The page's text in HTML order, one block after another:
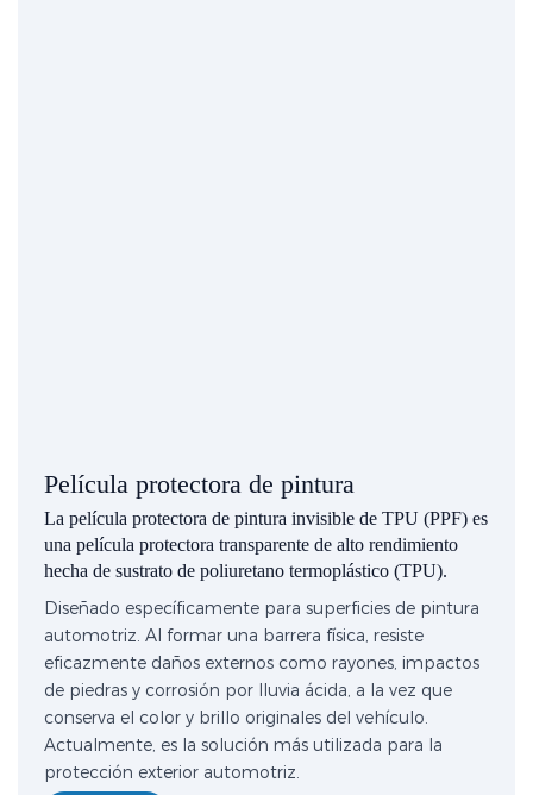
Película protectora de pintura
La película protectora de pintura invisible de TPU (PPF) es
una película protectora transparente de alto rendimiento
hecha de sustrato de poliuretano termoplástico (TPU).
Diseñado específicamente para superficies de pintura
automotriz. Al formar una barrera física, resiste
eficazmente daños externos como rayones, impactos
de piedras y corrosión por lluvia ácida, a la vez que
conserva el color y brillo originales del vehículo.
Actualmente, es la solución más utilizada para la
protección exterior automotriz.